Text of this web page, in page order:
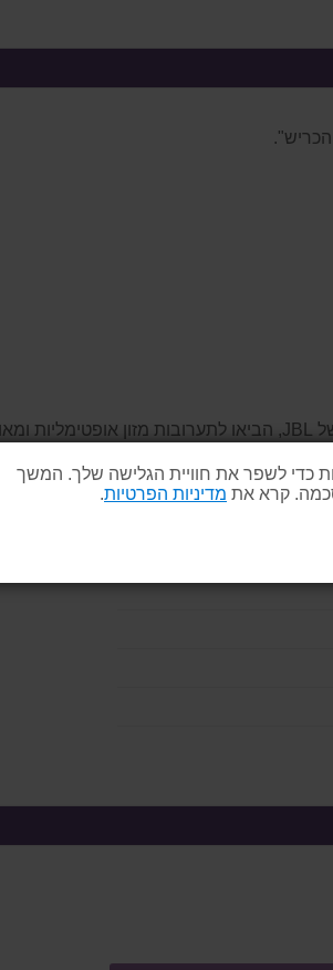
כדי לשפר את חוויית הגלישה שלך. המשך
קרא את מדיניות הפרטיות.